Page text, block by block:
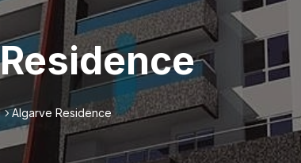
Algarve Residence